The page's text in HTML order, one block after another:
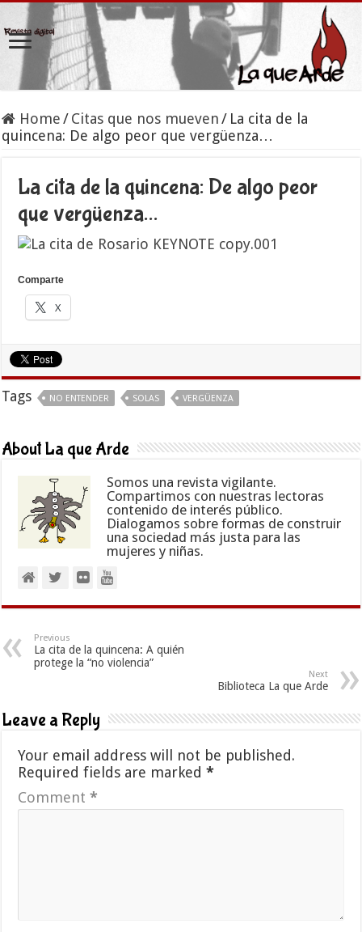
Home /Citas que nos mueven / La cita de la
quincena: De algo peor que vergüenza…
La cita de la quincena: De algo peor
que vergüenza…
Comparte
X
Tags NO ENTENDER SOLAS VERGÜENZA
About La que Arde
Somos una revista vigilante.
Compartimos con nuestras lectoras
contenido de interés público.
Dialogamos sobre formas de construir
una sociedad más justa para las
mujeres y niñas.
Previous
La cita de la quincena: A quién
protege la “no violencia”
Next
Biblioteca La que Arde
Leave a Reply
Your email address will not be published.
Required fields are marked*
Comment*